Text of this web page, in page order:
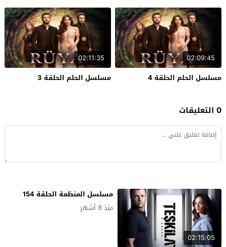
02:09:45
مسلسل الحلم الحلقة 4
02:11:35
مسلسل الحلم الحلقة 3
0 التعليقات
02:15:05
مسلسل المنظمة الحلقة 154
منذ 8 أشهر